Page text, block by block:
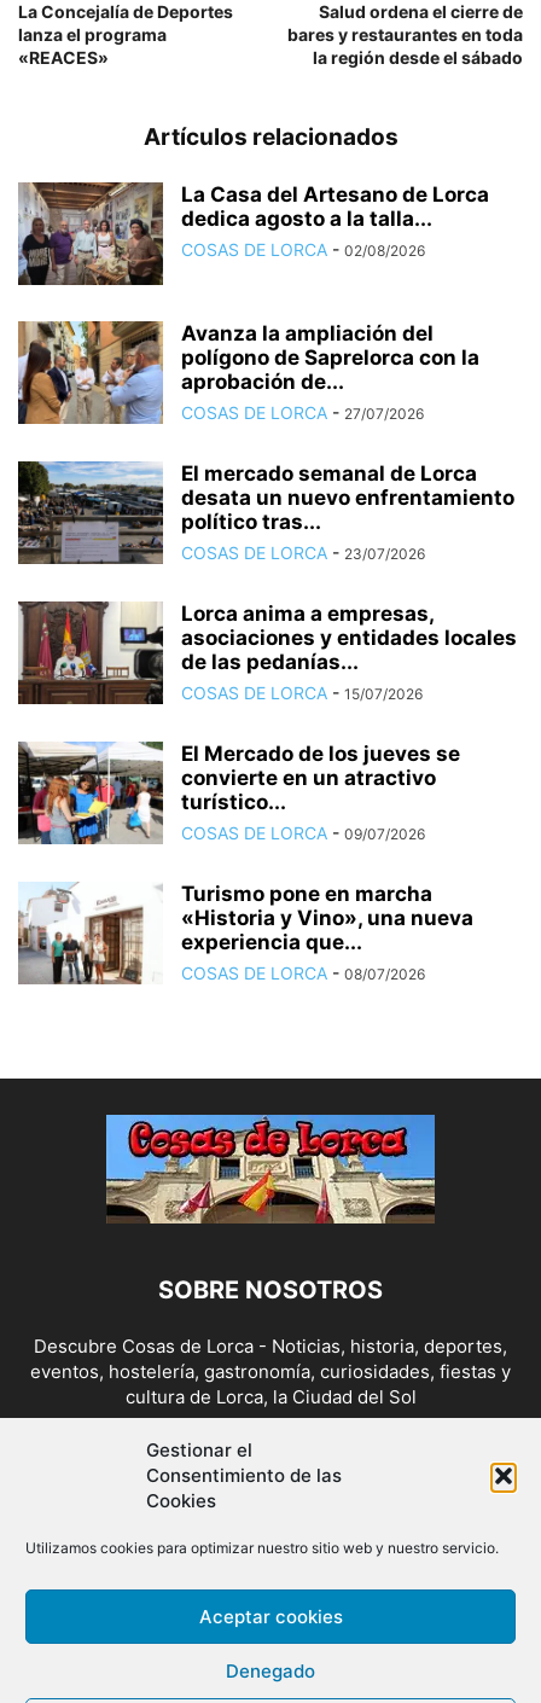
Gestionar el
Consentimiento de las
Cookies
Utilizamos cookies para optimizar nuestro sitio web y nuestro servicio.
Aceptar cookies
Denegado
La Concejalía de Deportes
lanza el programa
«REACES»
Salud ordena el cierre de
bares y restaurantes en toda
la región desde el sábado
Artículos relacionados
La Casa del Artesano de Lorca
dedica agosto a la talla...
COSAS DE LORCA - 02/08/2026
Avanza la ampliación del
polígono de Saprelorca con la
aprobación de...
COSAS DE LORCA - 27/07/2026
El mercado semanal de Lorca
desata un nuevo enfrentamiento
político tras...
COSAS DE LORCA - 23/07/2026
Lorca anima a empresas,
asociaciones y entidades locales
de las pedanías...
COSAS DE LORCA - 15/07/2026
El Mercado de los jueves se
convierte en un atractivo
turístico...
COSAS DE LORCA - 09/07/2026
Turismo pone en marcha
«Historia y Vino», una nueva
experiencia que...
COSAS DE LORCA - 08/07/2026
SOBRE NOSOTROS
Descubre Cosas de Lorca - Noticias, historia, deportes,
eventos, hostelería, gastronomía, curiosidades, fiestas y
cultura de Lorca, la Ciudad del Sol
Contáctanos: cosasdelorca@gmail.com
SÍGUENOS